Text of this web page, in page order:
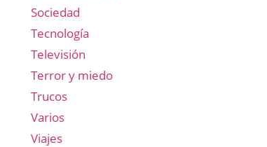
Sociedad
Tecnología
Televisión
Terror y miedo
Trucos
Varios
Viajes